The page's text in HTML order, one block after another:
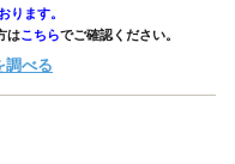
ります。
はこちらでご確認ください。
調べる